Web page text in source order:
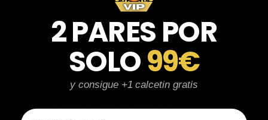
★
ESPECTACULARES
Total control del pedido, te avisan si hay algún problema con el
modelo elegido, empaquetado perfecto con caja original y
Travis Scott espectaculares. Recomendable 100%.
2 PARES POR
SOLO99€
y consigue +1 calcetin gratis
Email